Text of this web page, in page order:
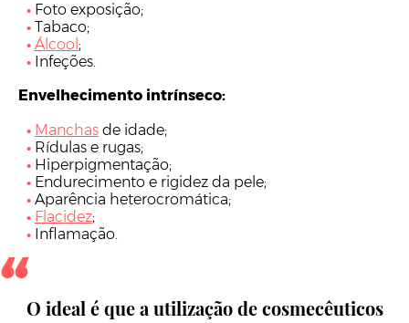
Foto exposição;
Tabaco;
Álcool ;
Infeções.
Envelhecimento intrínseco:
Manchasde idade;
Rídulas e rugas;
Hiperpigmentação;
Endurecimento e rigidez da pele;
Aparência heterocromática;
Flacidez;
Inflamação.
O ideal é que a utilização de cosmecêuticos